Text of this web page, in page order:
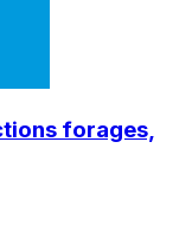
forages,